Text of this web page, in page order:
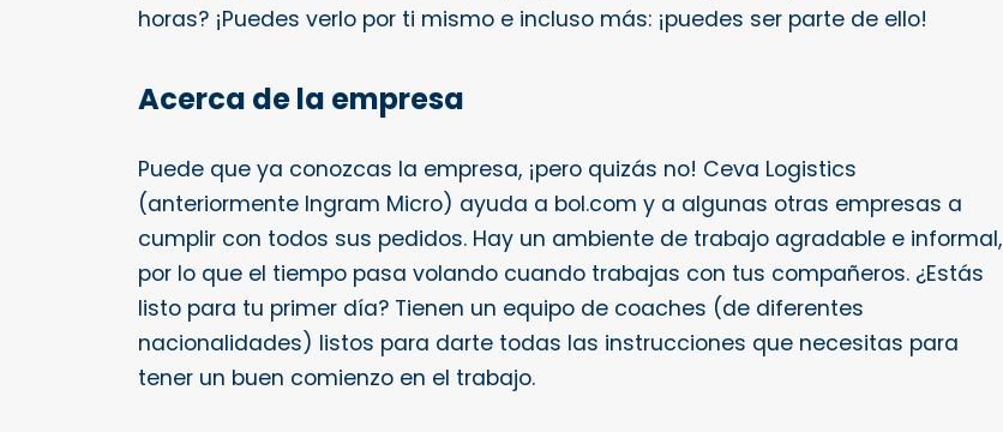
horas? ¡Puedes verlo por ti mismo e incluso más: ¡puedes ser parte de ello!
Acerca de la empresa
Puede que ya conozcas la empresa, ¡pero quizás no! Ceva Logistics
(anteriormente Ingram Micro) ayuda a bol.com y a algunas otras empresas a
cumplir con todos sus pedidos. Hay un ambiente de trabajo agradable e informal,
por lo que el tiempo pasa volando cuando trabajas con tus compañeros. ¿Estás
listo para tu primer día? Tienen un equipo de coaches (de diferentes
nacionalidades) listos para darte todas las instrucciones que necesitas para
tener un buen comienzo en el trabajo.